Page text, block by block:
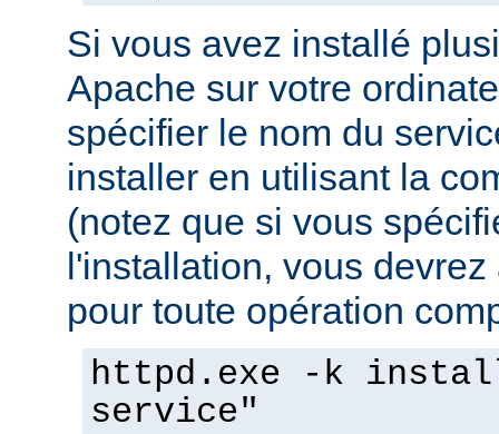
Si vous avez installé
Apache sur votre
spécifier le nom du
installer en utilisant la
(notez que si vous
l'installation, vous
pour toute opération
httpd.exe -k
service"